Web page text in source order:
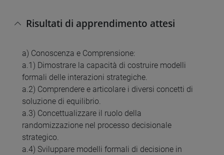
Risultati di apprendimento attesi
a) Conoscenza e Comprensione:
a.1) Dimostrare la capacità di costruire modelli
formali delle interazioni strategiche.
a.2) Comprendere e articolare i diversi concetti di
soluzione di equilibrio.
a.3) Concettualizzare il ruolo della
randomizzazione nel processo decisionale
strategico.
a.4) Sviluppare modelli formali di decisione in